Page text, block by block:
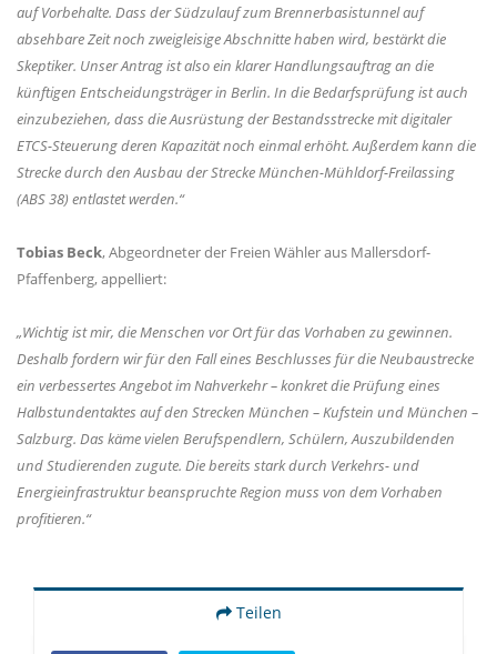
auf Vorbehalte. Dass der Südzulauf zum Brennerbasistunnel auf
absehbare Zeit noch zweigleisige Abschnitte haben wird, bestärkt die
Skeptiker. Unser Antrag ist also ein klarer Handlungsauftrag an die
künftigen Entscheidungsträger in Berlin. In die Bedarfsprüfung ist auch
einzubeziehen, dass die Ausrüstung der Bestandsstrecke mit digitaler
ETCS-Steuerung deren Kapazität noch einmal erhöht. Außerdem kann die
Strecke durch den Ausbau der Strecke München-Mühldorf-Freilassing
(ABS 38) entlastet werden.“
Tobias Beck, Abgeordneter der Freien Wähler aus Mallersdorf-
Pfaffenberg, appelliert:
Wichtig ist mir, die Menschen vor Ort für das Vorhaben zu gewinnen.
Deshalb fordern wir für den Fall eines Beschlusses für die Neubaustrecke
ein verbessertes Angebot im Nahverkehr – konkret die Prüfung eines
Halbstundentaktes auf den Strecken München – Kufstein und München –
Salzburg. Das käme vielen Berufspendlern, Schülern, Auszubildenden
und Studierenden zugute. Die bereits stark durch Verkehrs- und
Energieinfrastruktur beanspruchte Region muss von dem Vorhaben
profitieren.“
Teilen